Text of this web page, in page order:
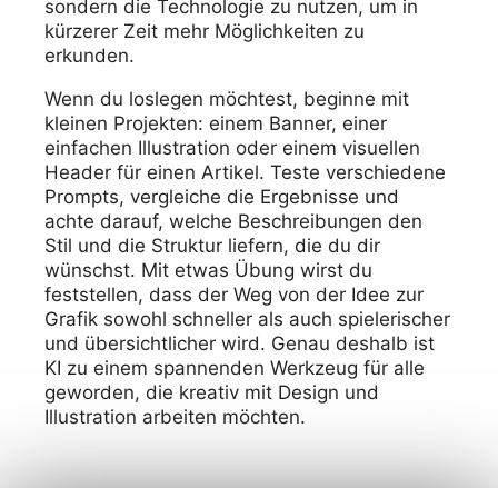
sondern die Technologie zu nutzen, um in
kürzerer Zeit mehr Möglichkeiten zu
erkunden.
Wenn du loslegen möchtest, beginne mit
kleinen Projekten: einem Banner, einer
einfachen Illustration oder einem visuellen
Header für einen Artikel. Teste verschiedene
Prompts, vergleiche die Ergebnisse und
achte darauf, welche Beschreibungen den
Stil und die Struktur liefern, die du dir
wünschst. Mit etwas Übung wirst du
feststellen, dass der Weg von der Idee zur
Grafik sowohl schneller als auch spielerischer
und übersichtlicher wird. Genau deshalb ist
KI zu einem spannenden Werkzeug für alle
geworden, die kreativ mit Design und
Illustration arbeiten möchten.